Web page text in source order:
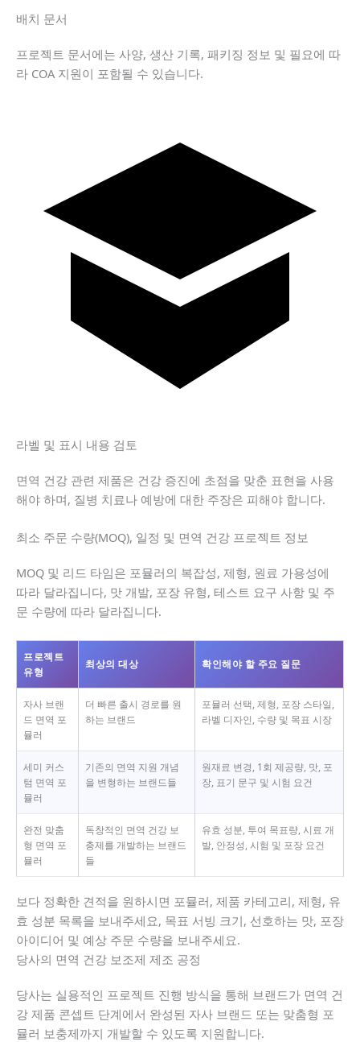
배치 문서
프로젝트 문서에는 사양, 생산 기록, 패키징 정보 및 필요에 따
라 COA 지원이 포함될 수 있습니다.
라벨 및 표시 내용 검토
면역 건강 관련 제품은 건강 증진에 초점을 맞춘 표현을 사용
해야 하며, 질병 치료나 예방에 대한 주장은 피해야 합니다.
최소 주문 수량(MOQ), 일정 및 면역 건강 프로젝트 정보
MOQ 및 리드 타임은 포뮬러의 복잡성, 제형, 원료 가용성에
따라 달라집니다, 맛 개발, 포장 유형, 테스트 요구 사항 및 주
문 수량에 따라 달라집니다.
프로젝트
유형
최상의 대상 확인해야 할 주요 질문
자사 브랜
드 면역 포
뮬러
더 빠른 출시 경로를 원
하는 브랜드
포뮬러 선택, 제형, 포장 스타일,
라벨 디자인, 수량 및 목표 시장
세미 커스
텀 면역 포
뮬러
기존의 면역 지원 개념
을 변형하는 브랜드들
원재료 변경, 1회 제공량, 맛, 포
장, 표기 문구 및 시험 요건
완전 맞춤
형 면역 포
뮬러
독창적인 면역 건강 보
충제를 개발하는 브랜드
들
유효 성분, 투여 목표량, 시료 개
발, 안정성, 시험 및 포장 요건
보다 정확한 견적을 원하시면 포뮬러, 제품 카테고리, 제형, 유
효 성분 목록을 보내주세요, 목표 서빙 크기, 선호하는 맛, 포장
아이디어 및 예상 주문 수량을 보내주세요.
당사의 면역 건강 보조제 제조 공정
당사는 실용적인 프로젝트 진행 방식을 통해 브랜드가 면역 건
강 제품 콘셉트 단계에서 완성된 자사 브랜드 또는 맞춤형 포
뮬러 보충제까지 개발할 수 있도록 지원합니다.